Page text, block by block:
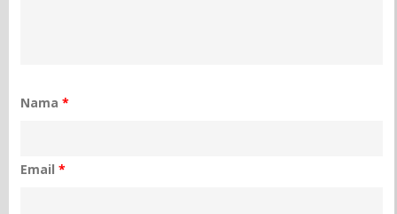
Nama*
Email*